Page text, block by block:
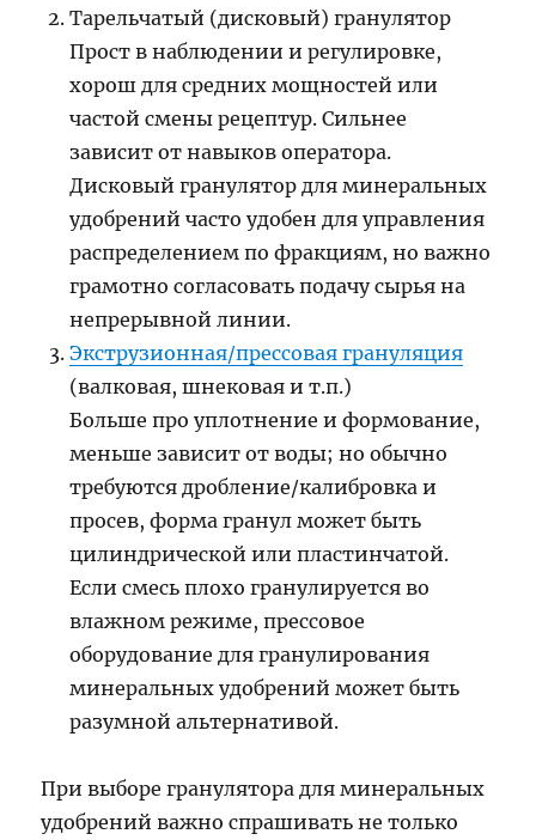
Тарельчатый (дисковый) гранулятор
Прост в наблюдении и регулировке,
хорош для средних мощностей или
частой смены рецептур. Сильнее
зависит от навыков оператора.
Дисковый гранулятор для минеральных
удобрений часто удобен для управления
распределением по фракциям, но важно
грамотно согласовать подачу сырья на
непрерывной линии.
Экструзионная/прессовая грануляция
(валковая, шнековая и т.п.)
Больше про уплотнение и формование,
меньше зависит от воды; но обычно
требуются дробление/калибровка и
просев, форма гранул может быть
цилиндрической или пластинчатой.
Если смесь плохо гранулируется во
влажном режиме, прессовое
оборудование для гранулирования
минеральных удобрений может быть
разумной альтернативой.
При выборе гранулятора для минеральных
удобрений важно спрашивать не только